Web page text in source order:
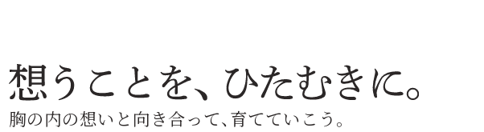
胸の内の想いと向き合って、育てていこう。